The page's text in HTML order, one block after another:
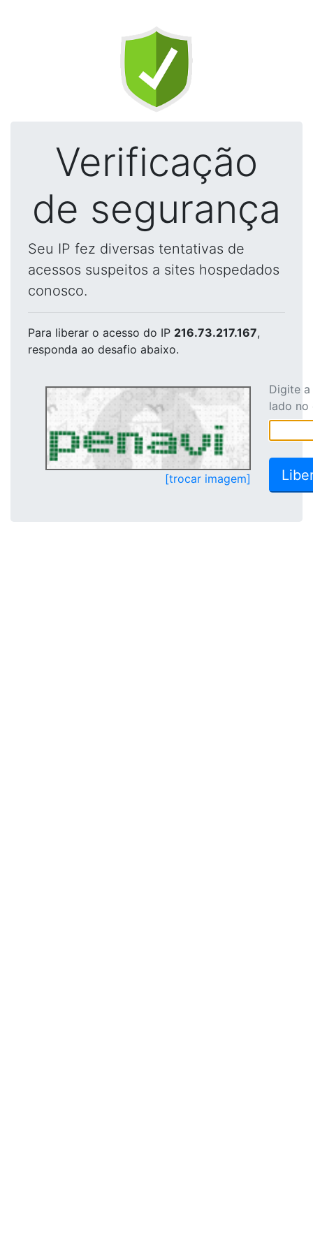
Verificação
de segurança
Seu IP fez diversas tentativas de
acessos suspeitos a sites hospedados
conosco.
Para liberar o acesso do IP 216.73.217.167,
responda ao desafio abaixo.
[trocar imagem]
Digite
lado no